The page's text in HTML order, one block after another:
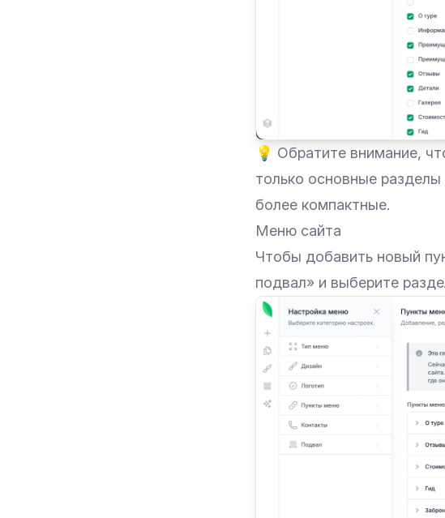
💡 Обратите внимание,
только основные
более компактные.
Меню сайта
Чтобы добавить новый
подвал» и выберите